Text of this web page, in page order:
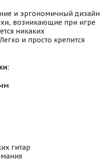
и эргономичный дизайн
возникающие при игре
никаких
и просто крепится
гитар